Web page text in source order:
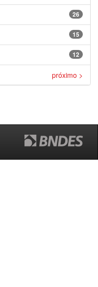
26
15
12
próximo >